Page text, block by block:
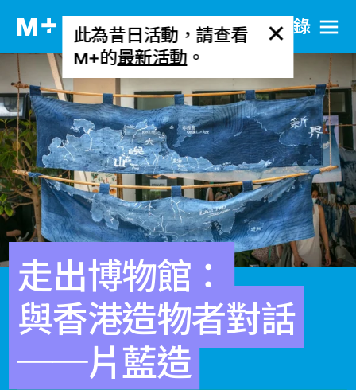
目​錄
此為昔日活動，請查看
M+的最新活動 。
走出博物館：
與香港造物者對話
──片藍造